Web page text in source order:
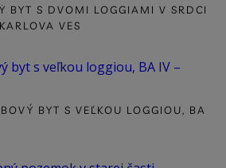
BYT S DVOMI LOGGIAMI V SRDCI
VES
BYT S VEĽKOU LOGGIOU, BA